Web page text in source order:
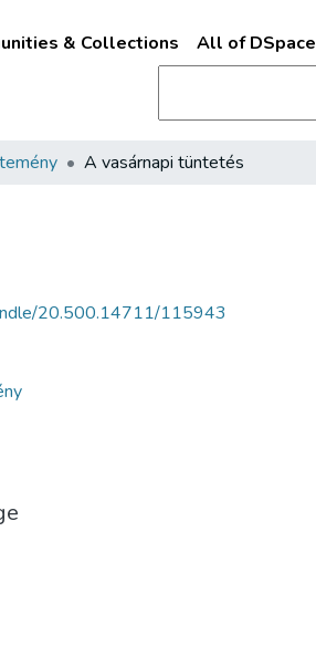
& Collections All of DSpace
A vasárnapi tüntetés
20.500.14711/115943